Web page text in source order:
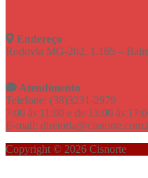
Endereço
Rodovia MG-202, 1.165 –
Atendimento
Telefone: (38)3231-2979
7:00 às 11:00 e de 13:00 às
E-mail:
Copyright © 2026 Cisnorte